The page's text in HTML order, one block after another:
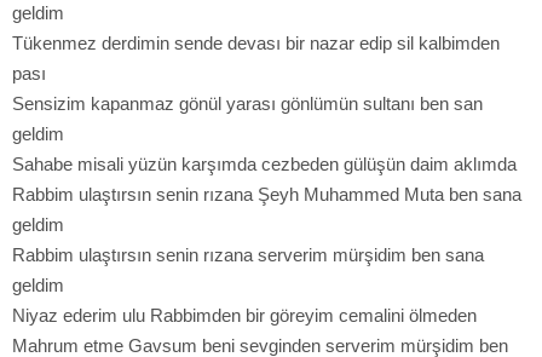
geldim
Tükenmez derdimin sende devası bir nazar edip sil kalbimden
pası
Sensizim kapanmaz gönül yarası gönlümün sultanı ben san
geldim
Sahabe misali yüzün karşımda cezbeden gülüşün daim aklımda
Rabbim ulaştırsın senin rızana Şeyh Muhammed Muta ben sana
geldim
Rabbim ulaştırsın senin rızana serverim mürşidim ben sana
geldim
Niyaz ederim ulu Rabbimden bir göreyim cemalini ölmeden
Mahrum etme Gavsum beni sevginden serverim mürşidim ben